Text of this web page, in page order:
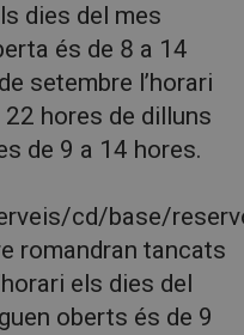
dies del mes
és de 8 a 14
setembre l’horari
22 hores de dilluns
de 9 a 14 hores.
cd/base/
romandran tancats
els dies del
oberts és de 9